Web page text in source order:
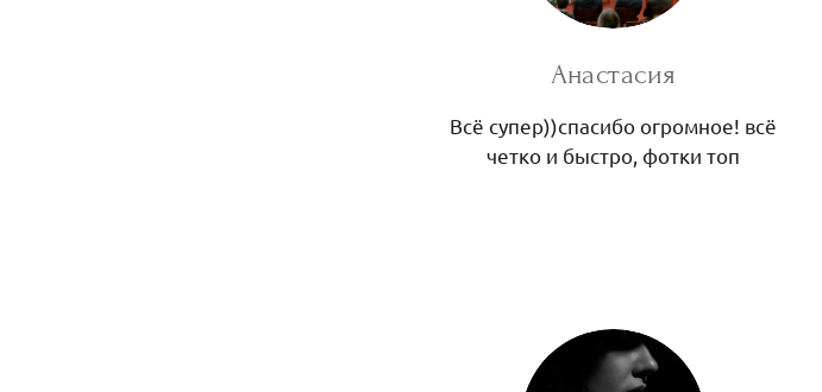
Анастасия
Всё супер))спасибо огромное! всё
четко и быстро, фотки топ